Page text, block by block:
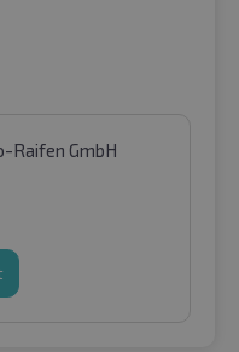
Raifen GmbH